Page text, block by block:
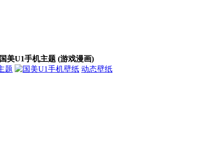
国美U1手机主题 (游戏漫画)
动态壁纸